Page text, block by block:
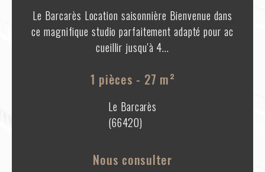
Le Barcarès Location saisonnière Bienvenue dans
ce magnifique studio parfaitement adapté pour ac
cueillir jusqu'à 4...
1 pièces - 27 m²
Le Barcarès
(66420)
Nous consulter